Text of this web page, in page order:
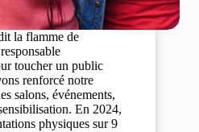
la flamme de
toucher un public
renforcé notre
salons, événements,
En 2024,
physiques sur 9